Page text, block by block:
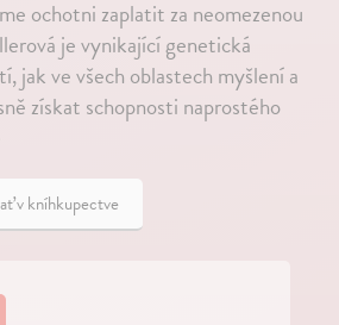
ochotni zaplatit za neomezenou
je vynikající genetická
jak ve všech oblastech myšlení a
získat schopnosti naprostého
v kníhkupectve